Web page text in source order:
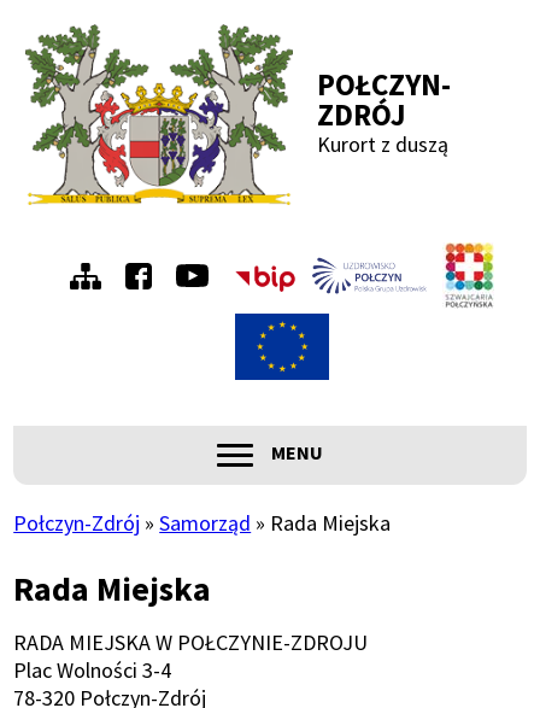
Przejdź
do
menu
Przejdź
do
treści
Przejdź
do
wyszukiwania
Przejdź
do
stopki
POŁCZYN-
ZDRÓJ
Kurort z duszą
Menu
prawe
Główna
nawigacja
ROZWIŃ
MENU
nawigacyjna
Połczyn-Zdrój Samorząd Rada Miejska
Rada Miejska
RADA MIEJSKA W POŁCZYNIE-ZDROJU
Plac Wolności 3-4
78-320 Połczyn-Zdrój